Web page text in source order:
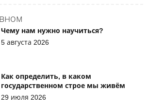
Чему нам нужно научиться?
5 августа 2026
Как определить, в каком
государственном строе мы живём
29 июля 2026